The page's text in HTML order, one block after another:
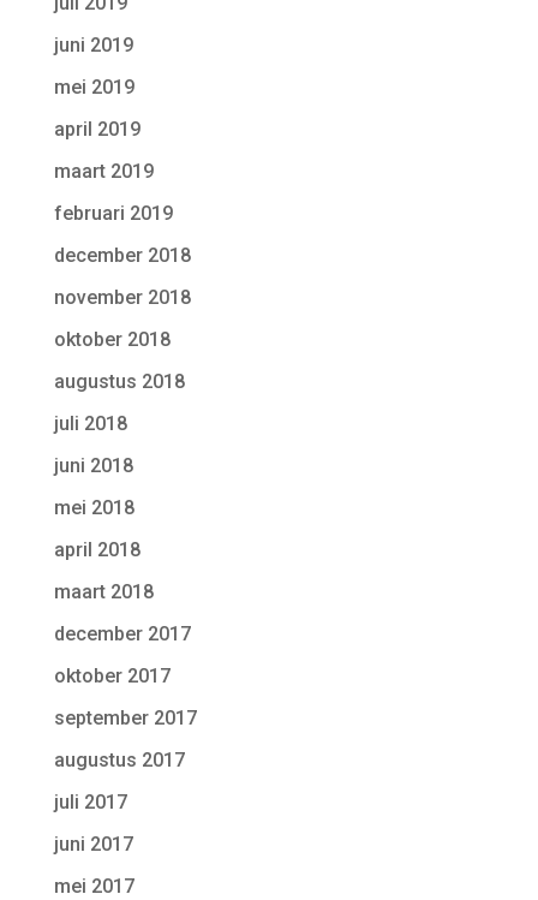
juni 2019
mei 2019
april 2019
maart 2019
februari 2019
december 2018
november 2018
oktober 2018
augustus 2018
juli 2018
juni 2018
mei 2018
april 2018
maart 2018
december 2017
oktober 2017
september 2017
augustus 2017
juli 2017
juni 2017
mei 2017